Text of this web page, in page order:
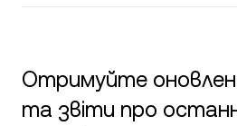
Отримуйте
та звіти про